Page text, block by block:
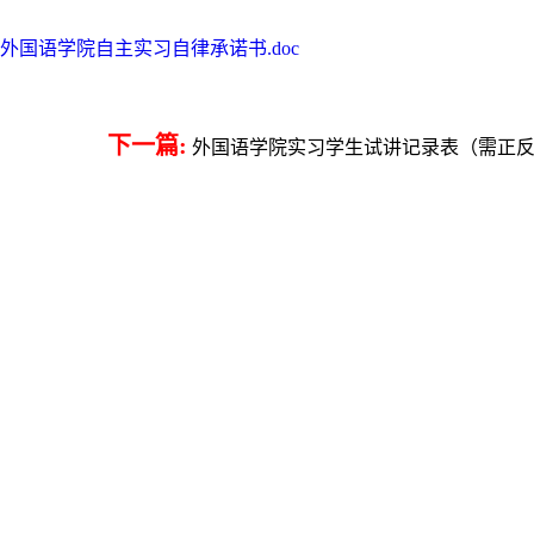
外国语学院自主实习自律承诺书.doc
下一篇: 外国语学院实习学生试讲记录表（需正